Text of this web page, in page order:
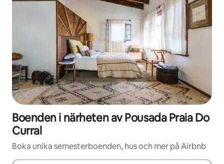
Boenden i närheten av Pousada Praia Do
Curral
Boka unika semesterboenden, hus och mer på Airbnb